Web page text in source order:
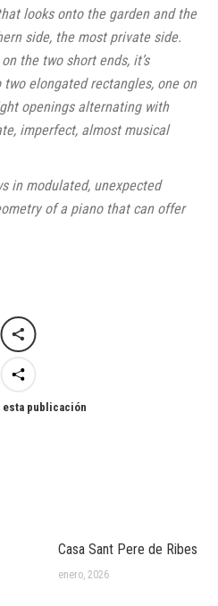
looks onto the garden and the
side, the most private side.
the two short ends, it’s
elongated rectangles, one on
openings alternating with
imperfect, almost musical
in modulated, unexpected
of a piano that can offer
esta publicación
Casa Sant Pere de Ribes
enero, 2026